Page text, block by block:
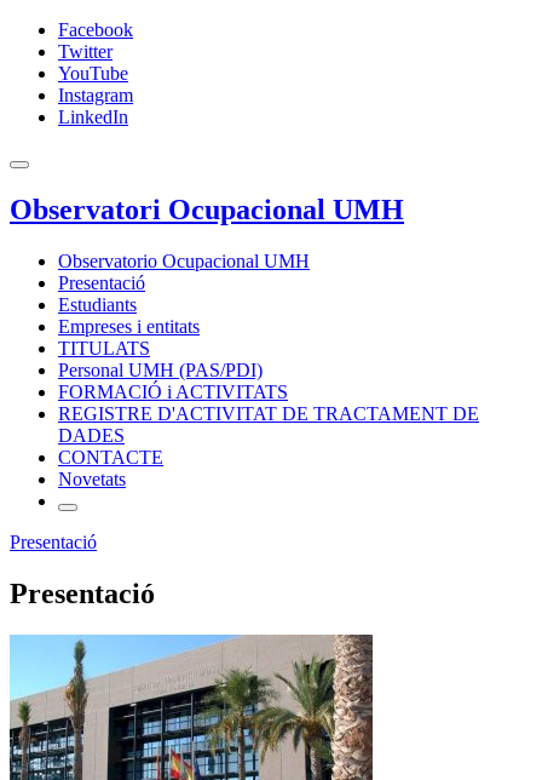
Facebook
Twitter
YouTube
Instagram
LinkedIn
Observatori Ocupacional UMH
Observatorio Ocupacional UMH
Presentació
Estudiants
Empreses i entitats
TITULATS
Personal UMH (PAS/PDI)
FORMACIÓ i ACTIVITATS
REGISTRE D'ACTIVITAT DE TRACTAMENT DE
DADES
CONTACTE
Novetats
Presentació
Presentació